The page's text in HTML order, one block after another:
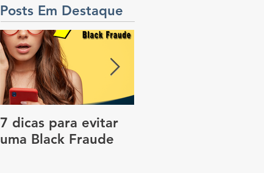
Posts Em Destaque
7 dicas para evitar
uma Black Fraude